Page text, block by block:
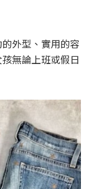
外型、實用的容
無論上班或假日